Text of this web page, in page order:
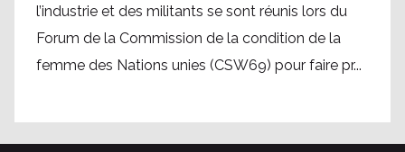
l’industrie et des militants se sont réunis lors du
Forum de la Commission de la condition de la
femme des Nations unies (CSW69) pour faire pr...